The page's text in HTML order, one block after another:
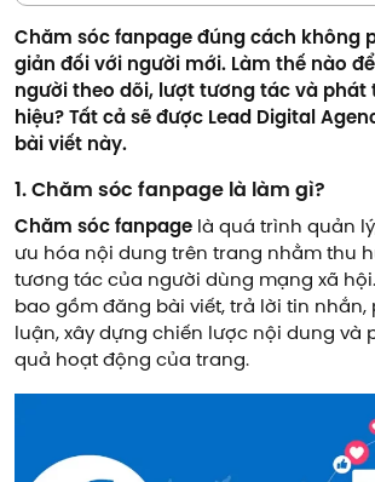
Chăm sóc fanpage đúng cách không
giản đối với người mới. Làm thế nào
người theo dõi, lượt tương tác và phát
hiệu? Tất cả sẽ được Lead Digital
bài viết này.
1. Chăm sóc fanpage là làm gì?
Chăm sóc fanpage là quá trình quản
ưu hóa nội dung trên trang nhằm thu
tương tác của người dùng mạng xã
bao gồm đăng bài viết, trả lời tin nhắn,
luận, xây dựng chiến lược nội dung và
quả hoạt động của trang.